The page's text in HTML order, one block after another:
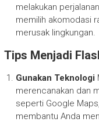
melakukan
memilih akomodasi
merusak lingkungan.
Tips Menjadi
Gunakan Teknologi
merencanakan dan
seperti Google
membantu Anda